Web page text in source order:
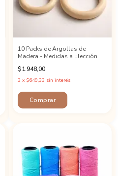
10 Packs de Argollas de
Madera - Medidas a Elección
$1.948,00
3 x $649,33 sin interés
Comprar